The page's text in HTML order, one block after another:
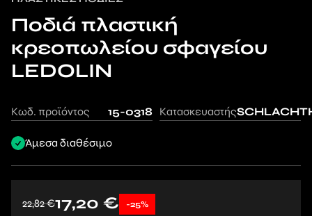
Ποδιά πλαστική
κρεοπωλείου σφαγείου
LEDOLIN
Κωδ. προϊόντος 15-0318 Κατασκευαστής
Άμεσα διαθέσιμο
22,82€17,20 € -25%